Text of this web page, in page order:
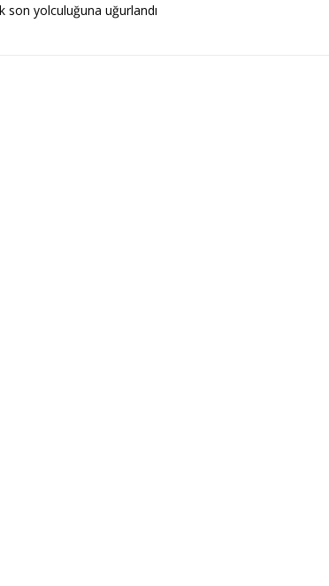
son yolculuğuna uğurlandı